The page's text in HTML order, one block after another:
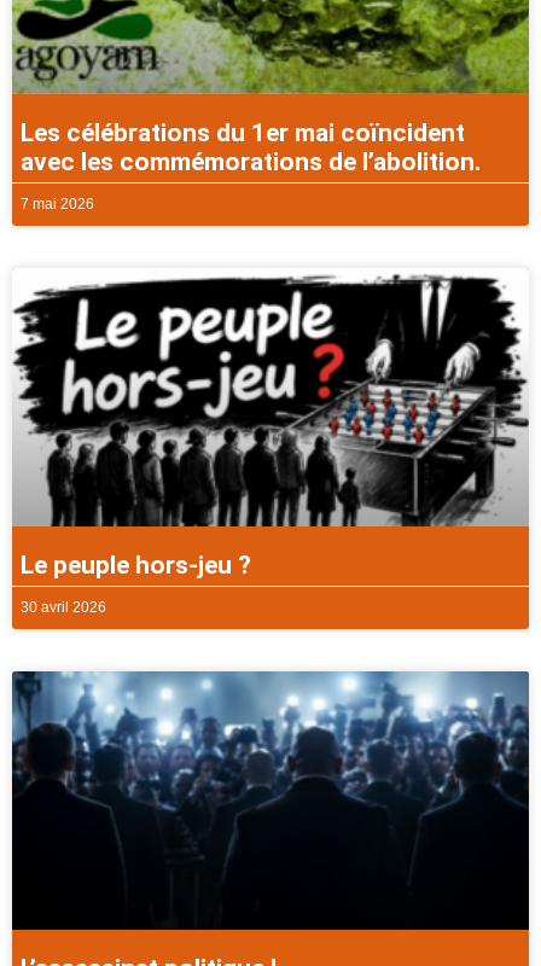
Les célébrations du 1er mai coïncident
avec les commémorations de l’abolition.
7 mai 2026
Le peuple hors-jeu ?
30 avril 2026